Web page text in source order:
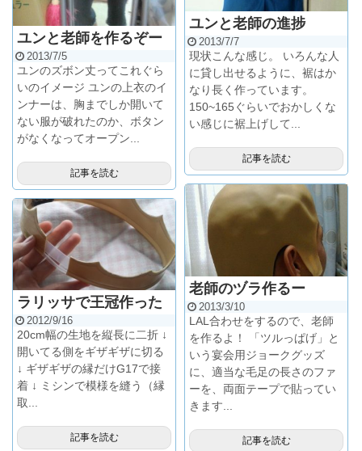
ユンと老師の進捗
2013/7/7
現状こんな感じ。 いろんな人
に貸し出せるように、裾はか
なり長く作っています。
150~165ぐらいでおかしくな
い感じに裾上げして...
記事を読む
ユンと老師を作るぞー
2013/7/5
ユンのズボン丈ってこれぐら
いのイメージ ユンの上衣のイ
ンナーは、胸までしか開いて
ない服が破れたのか、ボタン
がなくなってオープン...
記事を読む
老師のヅラ作るー
2013/3/10
LAL合わせをするので、老師
を作るよ！ 「ツルっぱげ」と
いう宴会用ジョークグッズ
に、適当な毛足の長さのファ
ーを、両面テープで貼ってい
きます...
記事を読む
ラリッサで王冠作った
2012/9/16
20cm幅の生地を縦長に二折 ↓
開いてる側をギザギザに切る
↓ ギザギザの縁だけG17で接
着 ↓ ミシンで模様を縫う（縁
取...
記事を読む